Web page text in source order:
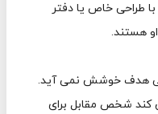
طراحی خاص یا دفتر
هستند.
بی هدف خوشش نمی آید.
کند شخص مقابل برای